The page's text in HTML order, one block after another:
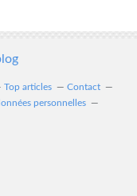
Top articles
Contact
personnelles